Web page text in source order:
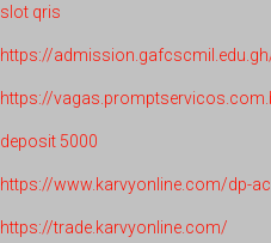
slot qris
https://
https://
deposit 5000
https://www.karvyonline.com/dp-
https://trade.karvyonline.com/